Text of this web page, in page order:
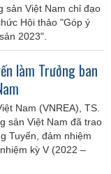
sản Việt Nam chỉ đạo
Hội thảo "Góp ý
2023".
làm Trưởng ban
Nam (VNREA), TS.
sản Việt Nam đã trao
Tuyến, đảm nhiệm
kỳ V (2022 –